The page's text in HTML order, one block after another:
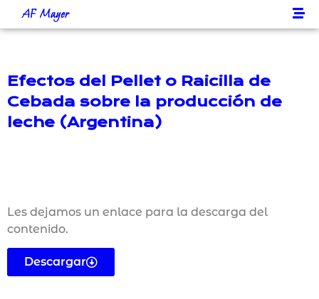
AF Mayer
Efectos del Pellet o Raicilla de
Cebada sobre la producción de
leche (Argentina)
Les dejamos un enlace para la descarga del
contenido.
Descargar